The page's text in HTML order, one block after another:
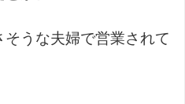
そうな夫婦で営業されて